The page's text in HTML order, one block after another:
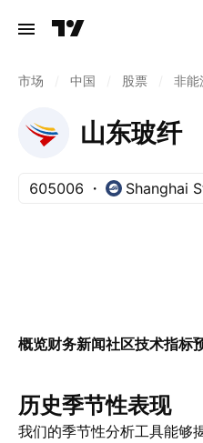
市场 中国 股票 非能
山东玻纤
605006 Shanghai
概览财务新闻社区技术指标
历史季节性表现
我们的季节性分析工具能够